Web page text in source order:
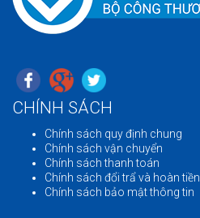
CHÍNH SÁCH
Chính sách quy định chung
Chính sách vận chuyển
Chính sách thanh toán
Chính sách đổi trẩ và hoàn tiền
Chính sách bảo mật thông tin